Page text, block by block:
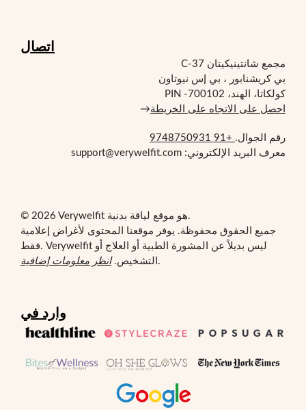
اتصال
مجمع شانتينيكيتان C-37
بي كريشنابور ، بي إس نيوتاون
كولكاتا، الهند، PIN -700102
احصل على الاتجاه على الخريطة→
رقم الجوال. +91 9748750931
معرف البريد الإلكتروني: support@verywelfit.com
© 2026 Verywelfit هو موقع لياقة بدنية.
جميع الحقوق محفوظة. يوفر موقعنا المحتوى لأغراض إعلامية
فقط. Verywelfit ليس بديلاً عن المشورة الطبية أو العلاج أو
التشخيص.انظر معلومات إضافية .
وارد في